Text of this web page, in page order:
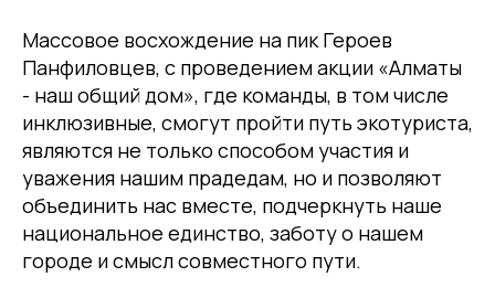
Массовое восхождение на пик Героев
Панфиловцев, с проведением акции «Алматы
- наш общий дом», где команды, в том числе
инклюзивные, смогут пройти путь экотуриста,
являются не только способом участия и
уважения нашим прадедам, но и позволяют
объединить нас вместе, подчеркнуть наше
национальное единство, заботу о нашем
городе и смысл совместного пути.